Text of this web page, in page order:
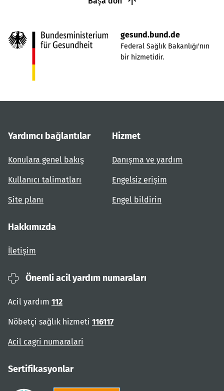
gesund.bund.de
Federal Sağlık Bakanlığı'nın
bir hizmetidir.
Yardımcı bağlantılar
Konulara genel bakış
Kullanıcı talimatları
Site planı
Hizmet
Danışma ve yardım
Engelsiz erişim
Engel bildirin
Hakkımızda
İletişim
Önemli acil yardım numaraları
Acil yardım 112
Nöbetçi sağlık hizmeti 116117
Acil cagri numaralari
Sertifikasyonlar